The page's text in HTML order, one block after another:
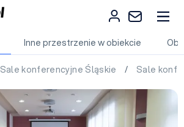
Inne przestrzenie w obiekcie
Sale konferencyjne Śląskie / Sale